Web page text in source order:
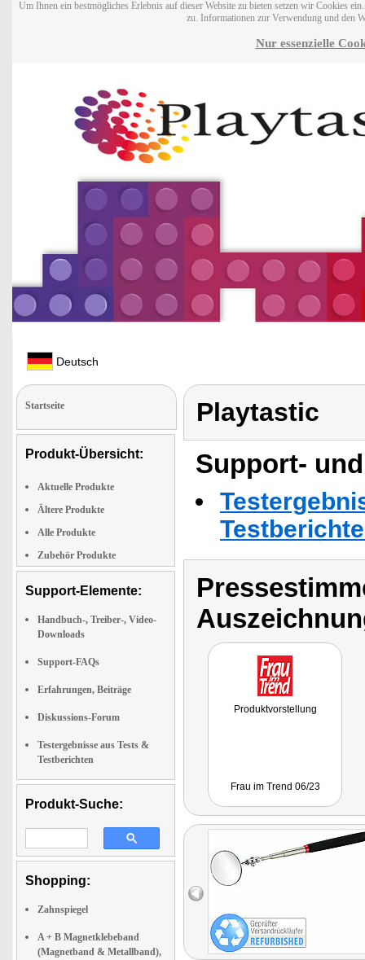
Um Ihnen ein bestmögliches Erlebnis auf dieser Website zu bieten setzen wir Cookies
zu. Informationen zur Verwendung und den
Nur essenzielle
Deutsch
Startseite
Produkt-Übersicht:
Aktuelle Produkte
Ältere Produkte
Alle Produkte
Zubehör Produkte
Support-Elemente:
Handbuch-, Treiber-, Video-
Downloads
Support-FAQs
Erfahrungen, Beiträge
Diskussions-Forum
Testergebnisse aus Tests &
Testberichten
Produkt-Suche:
Shopping:
Zahnspiegel
A + B Magnetklebeband
(Magnetband & Metallband),
Playtastic
Support-
Produktvorstellung
Frau im Trend 06/23